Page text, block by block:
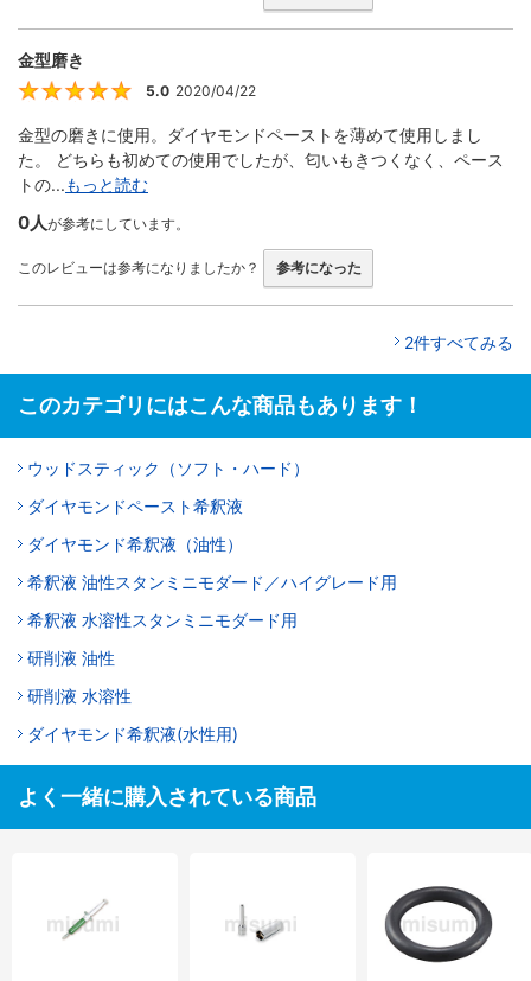
金型磨き
5
5.0 2020/04/22
金型の磨きに使用。ダイヤモンドペーストを薄めて使用しまし
た。 どちらも初めての使用でしたが、匂いもきつくなく、ペース
トの...もっと読む
0人が参考にしています。
このレビューは参考になりましたか？ 参考になった
2件すべてみる
このカテゴリにはこんな商品もあります！
ウッドスティック（ソフト・ハード）
ダイヤモンドペースト希釈液
ダイヤモンド希釈液（油性）
希釈液 油性スタンミニモダード／ハイグレード用
希釈液 水溶性スタンミニモダード用
研削液 油性
研削液 水溶性
ダイヤモンド希釈液(水性用)
よく一緒に購入されている商品